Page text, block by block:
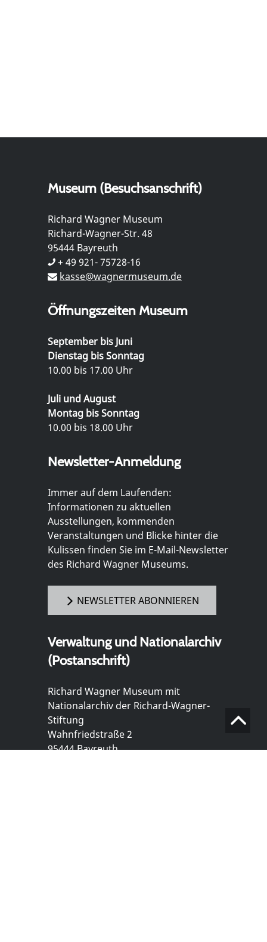
Museum (Besuchsanschrift)
Richard Wagner Museum
Richard-Wagner-Str. 48
95444 Bayreuth
+ 49 921- 75728-16
kasse@wagnermuseum.de
Öffnungszeiten Museum
September bis Juni
Dienstag bis Sonntag
10.00 bis 17.00 Uhr
Juli und August
Montag bis Sonntag
10.00 bis 18.00 Uhr
Newsletter-Anmeldung
Immer auf dem Laufenden:
Informationen zu aktuellen
Ausstellungen, kommenden
Veranstaltungen und Blicke hinter die
Kulissen finden Sie im E-Mail-Newsletter
des Richard Wagner Museums.
NEWSLETTER ABONNIEREN
Verwaltung und Nationalarchiv
(Postanschrift)
Richard Wagner Museum mit
Nationalarchiv der Richard-Wagner-
Stiftung
Wahnfriedstraße 2
95444 Bayreuth